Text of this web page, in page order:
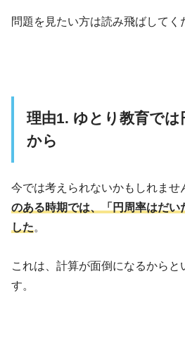
問題を見たい方は読み飛ばしてく
理由1. ゆとり教育では
から
今では考えられないかもしれませ
のある時期では、「円周率はだい
した。
これは、計算が面倒になるからと
す。